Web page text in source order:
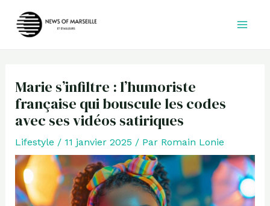
Marie s’infiltre : l’humoriste
française qui bouscule les codes
avec ses vidéos satiriques
Lifestyle / 11 janvier 2025 / Par Romain Lonie